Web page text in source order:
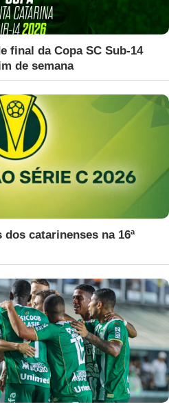
final da Copa SC Sub-14
de semana
catarinenses na 16ª